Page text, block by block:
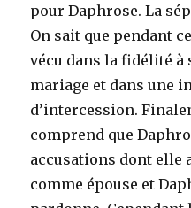
pour Daphrose. La
On sait que pendant
vécu dans la fidélité à
mariage et dans une
d’intercession.
comprend que
accusations dont elle
comme épouse et